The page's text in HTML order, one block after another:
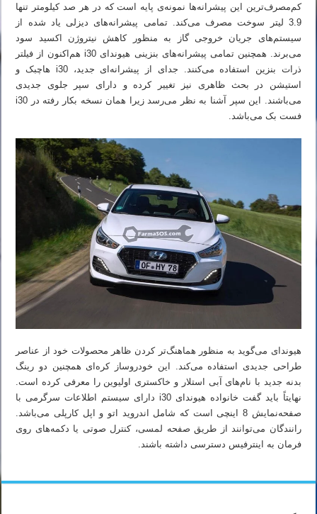
کم‌مصرف‌ترین این پیشرانه‌ها نمونه‌ی پایه است که در هر صد کیلومتر تنها
3.9 لیتر سوخت مصرف می‌کند. تمامی پیشرانه‌های دیزلی یاد شده از
سیستم‌های جریان خروجی گاز به منظور کاهش نیتروژن اکسید سود
می‌برند. همچنین تمامی پیشرانه‌های بنزینی هیوندای i30 هم‌اکنون از فیلتر
ذرات بنزین استفاده می‌کنند. جدای از پیشرانه‌ای جدید، i30 هاچبک و
استیشن در بحث ظاهری نیز تغییر کرده و دارای سپر جلوی جدیدی
می‌باشند. این سپر آشنا به نظر می‌رسد زیرا همان نسخه بکار رفته در i30
فست بک می‌باشد.
هیوندای می‌گوید به منظور هماهنگ‌تر کردن ظاهر محصولات خود از عناصر
طراحی جدیدی استفاده می‌کند. این خودروساز کره‌ای همچنین دو رینگ
بدنه جدید با نام‌های آبی استلار و خاکستری اولیوین را معرفی کرده است.
نهایتاً باید گفت خانواده هیوندای i30 دارای سیستم اطلاعات سرگرمی با
صفحه‌نمایش 8 اینچی است که شامل اندروید اتو و اپل کارپلی می‌باشد.
رانندگان می‌توانند از طریق صفحه لمسی، کنترل صوتی یا دکمه‌های روی
فرمان به اینترفیس دسترسی داشته باشند.